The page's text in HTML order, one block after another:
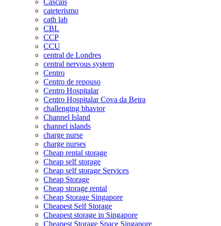
cateterismo
cath lab
CBL
CCP
CCU
central de Londres
central nervous system
Centro
Centro de repouso
Centro Hospitalar
Centro Hospitalar Cova da Beira
challenging bhavior
Channel Island
channel islands
charge nurse
charge nurses
Cheap rental storage
Cheap self storage
Cheap self storage Services
Cheap Storage
Cheap storage rental
Cheap Storage Singapore
Cheapest Self Storage
Cheapest storage in Singapore
Cheapest Storage Space Singapore